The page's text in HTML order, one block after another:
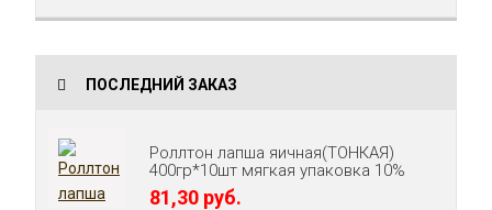
ПОСЛЕДНИЙ ЗАКАЗ
Роллтон лапша яичная(ТОНКАЯ)
400гр*10шт мягкая упаковка 10%
81,30 руб.